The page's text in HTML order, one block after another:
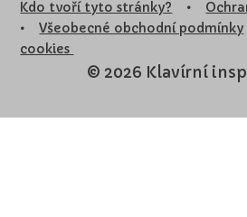
Kdo tvoří tyto stránky? •
•
Všeobecné obchodní podmínky
cookies
© 2026 Klavírní